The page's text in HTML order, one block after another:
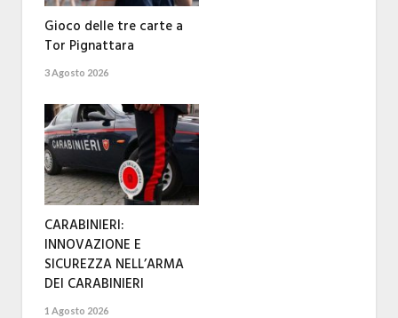
Gioco delle tre carte a
Tor Pignattara
3 Agosto 2026
CARABINIERI:
INNOVAZIONE E
SICUREZZA NELL’ARMA
DEI CARABINIERI
1 Agosto 2026